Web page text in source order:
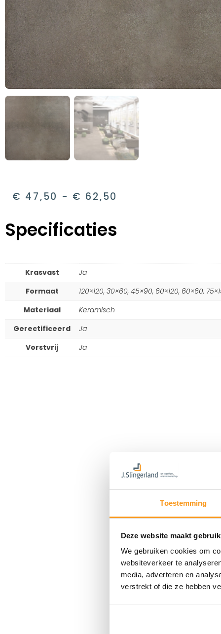
Toestemming
Deze website maakt
We gebruiken cookies om
websiteverkeer te
media, adverteren en
verstrekt of die ze hebben
€ 47,50 - € 62,50
Specificaties
Krasvast
Ja
Formaat
120×120, 30×60, 45×90, 60×120, 60×60,
Materiaal
Keramisch
Gerectificeerd
Ja
Vorstvrij
Ja